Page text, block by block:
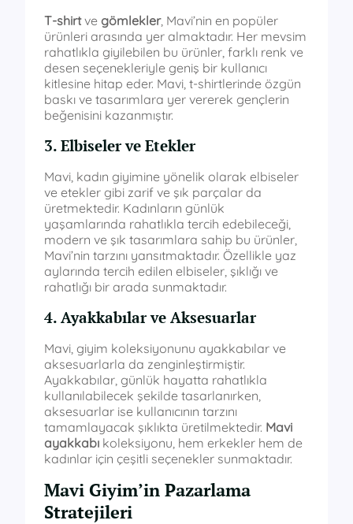
T-shirtve gömlekler, Mavi’nin en popüler
ürünleri arasında yer almaktadır. Her mevsim
rahatlıkla giyilebilen bu ürünler, farklı renk ve
desen seçenekleriyle geniş bir kullanıcı
kitlesine hitap eder. Mavi, t-shirtlerinde özgün
baskı ve tasarımlara yer vererek gençlerin
beğenisini kazanmıştır.
3. Elbiseler ve Etekler
Mavi, kadın giyimine yönelik olarak elbiseler
ve etekler gibi zarif ve şık parçalar da
üretmektedir. Kadınların günlük
yaşamlarında rahatlıkla tercih edebileceği,
modern ve şık tasarımlara sahip bu ürünler,
Mavi’nin tarzını yansıtmaktadır. Özellikle yaz
aylarında tercih edilen elbiseler, şıklığı ve
rahatlığı bir arada sunmaktadır.
4. Ayakkabılar ve Aksesuarlar
Mavi, giyim koleksiyonunu ayakkabılar ve
aksesuarlarla da zenginleştirmiştir.
Ayakkabılar, günlük hayatta rahatlıkla
kullanılabilecek şekilde tasarlanırken,
aksesuarlar ise kullanıcının tarzını
tamamlayacak şıklıkta üretilmektedir. Mavi
ayakkabı koleksiyonu, hem erkekler hem de
kadınlar için çeşitli seçenekler sunmaktadır.
Mavi Giyim’in Pazarlama
Stratejileri